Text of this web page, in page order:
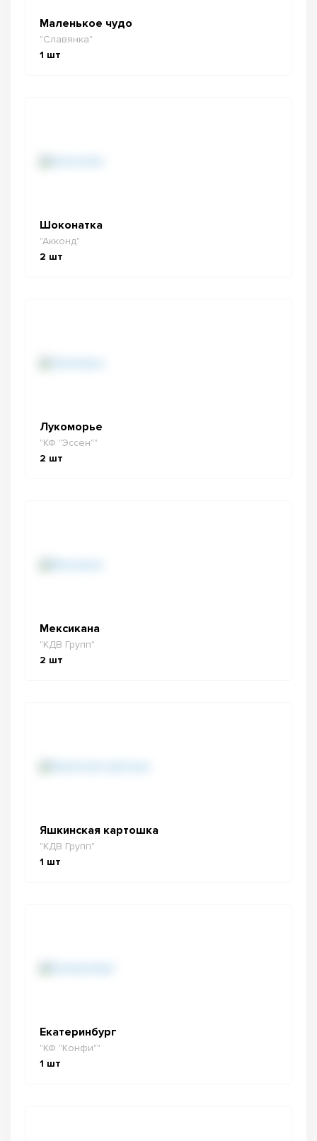
Маленькое чудо
"Славянка"
1 шт
Шоконатка
"Акконд"
2 шт
Лукоморье
"КФ "Эссен""
2 шт
Мексикана
"КДВ Групп"
2 шт
Яшкинская картошка
"КДВ Групп"
1 шт
Екатеринбург
"КФ "Конфи""
1 шт